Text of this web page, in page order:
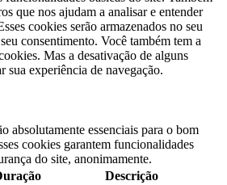
que nos ajudam a analisar e entender
cookies serão armazenados no seu
consentimento. Você também tem a
Mas a desativação de alguns
sua experiência de navegação.
absolutamente essenciais para o bom
cookies garantem funcionalidades
do site, anonimamente.
Descrição